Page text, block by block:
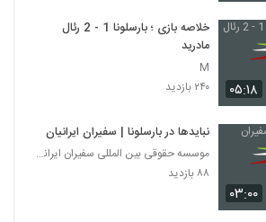
۰۵:۱۸
خلاصه بازی ؛ بارسلونا 1 - 2 رئال
مادرید
M
۲۴۰ بازدید
۰۳:۰۰
نبایدها در بارسلونا | سفیران ایرانیان
موسسه حقوقی بین المللی سفیران ایرانیان
۸۸ بازدید